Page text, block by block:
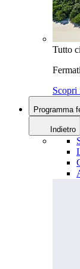
Tutto
Scopri
Programma
Indietro